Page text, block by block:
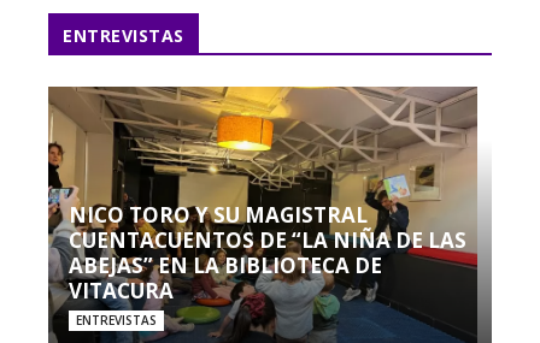
ENTREVISTAS
NICO TORO Y SU MAGISTRAL
CUENTACUENTOS DE “LA NIÑA DE LAS
ABEJAS” EN LA BIBLIOTECA DE
VITACURA
ENTREVISTAS